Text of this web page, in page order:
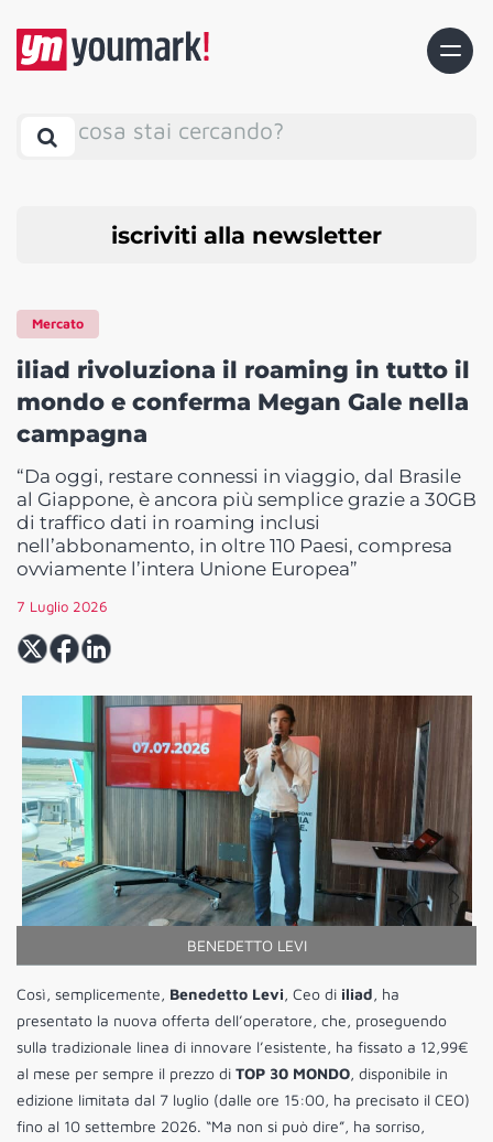
cosa stai cercando?
iscriviti alla newsletter
Mercato
iliad rivoluziona il roaming in tutto il
mondo e conferma Megan Gale nella
campagna
“Da oggi, restare connessi in viaggio, dal Brasile
al Giappone, è ancora più semplice grazie a 30GB
di traffico dati in roaming inclusi
nell’abbonamento, in oltre 110 Paesi, compresa
ovviamente l’intera Unione Europea”
7 Luglio 2026
BENEDETTO LEVI
Così, semplicemente, Benedetto Levi, Ceo di iliad, ha
presentato la nuova offerta dell’operatore, che, proseguendo
sulla tradizionale linea di innovare l’esistente, ha fissato a 12,99€
al mese per sempre il prezzo di TOP 30 MONDO, disponibile in
edizione limitata dal 7 luglio (dalle ore 15:00, ha precisato il CEO)
fino al 10 settembre 2026. “Ma non si può dire”, ha sorriso,